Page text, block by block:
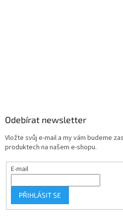
Odebírat newsletter
Vložte svůj e-mail a my vám budeme
produktech na našem e-shopu.
E-mail
PŘIHLÁSIT SE